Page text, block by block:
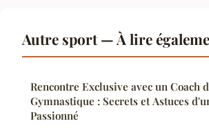
Autre sport — À lire
Rencontre Exclusive avec un Coach
Gymnastique : Secrets et Astuces
Passionné